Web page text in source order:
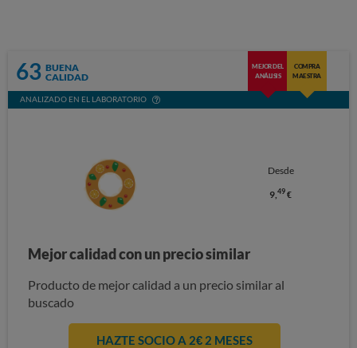
63 BUENA
CALIDAD
MEJOR DEL
ANÁLISIS
COMPRA
MAESTRA
ANALIZADO EN EL LABORATORIO
Desde
9,49 €
Mejor calidad con un precio similar
Producto de mejor calidad a un precio similar al
buscado
HAZTE SOCIO A 2€ 2 MESES